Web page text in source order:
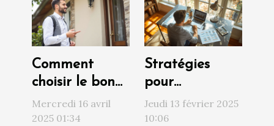
Comment
choisir le bon
syndic de
copropriété
Mercredi 16 avril
2025 01:34
Stratégies
pour
augmenter la
rentabilité de
Jeudi 13 février 2025
10:06